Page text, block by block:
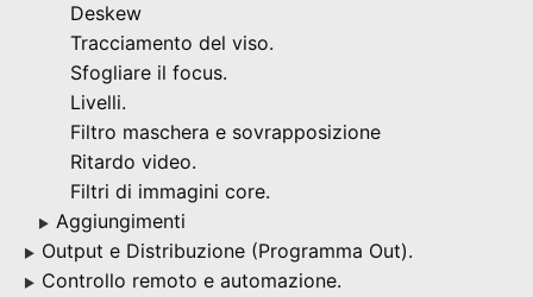
Deskew
Tracciamento del viso.
Sfogliare il focus.
Livelli.
Filtro maschera e sovrapposizione
Ritardo video.
Filtri di immagini core.
▶ Aggiungimenti
▶ Output e Distribuzione (Programma Out).
▶ Controllo remoto e automazione.